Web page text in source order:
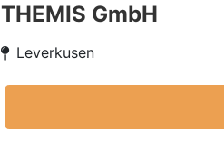
THEMIS GmbH
Leverkusen